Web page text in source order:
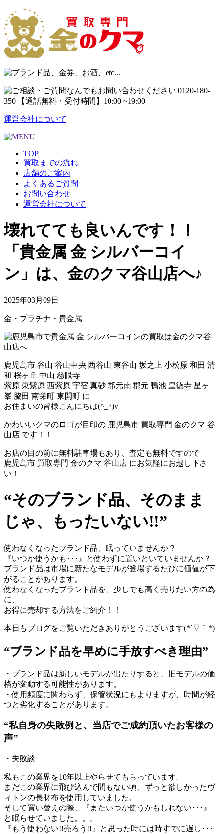
運営会社について
TOP
買取までの流れ
店舗のご案内
よくあるご質問
お問い合わせ
運営会社について
壊れてても良いんです！！
「貴金属 金 シルバーコイ
ン」は、金のクマ谷山店へ♪
2025年03月09日
金・プラチナ・貴金属
鹿児島市 谷山 谷山中央 西谷山 東谷山 坂之上 小松原 和田 清
和 桜ヶ丘 中山 慈眼寺
紫原 東紫原 西紫原 宇宿 真砂 郡元南 郡元 鴨池 皇徳寺 星ヶ
峯 脇田 南栄町 東開町 に
お住まいの皆様こんにちは(^_^)v
かわいいクマのロゴが目印の 鹿児島市 買取専門 金のクマ 谷
山店 です！！
お店の目の前に無料駐車場もあり、査定も無料ですので
鹿児島市 買取専門 金のクマ 谷山店 にお気軽にお越し下さ
い！
“そのブランド品、そのまま
じゃ、もったいない!!”
使わなくなったブランド品、眠っていませんか？
『いつか使うかも･･･』と使わずに置いといていませんか？
ブランド品は市場に新たなモデルが登場するたびに価値が下
がることがあります。
使わなくなったブランド品を、少しでも高く売りたい方の為
に、
お得に売却する方法をご紹介！！
本日もブログをご覧いただきありがとうございます(*´▽｀*)
“ブランド品を早めに手放すべき理由”
・ブランド品は新しいモデルが出たりすると、旧モデルの価
格が変動する可能性があります。
・使用頻度に関わらず、保管状況にもよりますが、時間が経
つと劣化することがあります。
“私自身の失敗例と、当店でご成約頂いたお客様の
声”
・失敗談
私もこの業界を10年以上やらせてもらっています。
まだこの業界に飛び込んで間もない頃、ずっと欲しかったヴ
ィトンの長財布を使用していました。
そして買い替えの際、『またいつか使うかもしれない･･･』
と眠らせていました。。。
『もう使わない!!売ろう!!』と思った時には時すでに遅し･･･